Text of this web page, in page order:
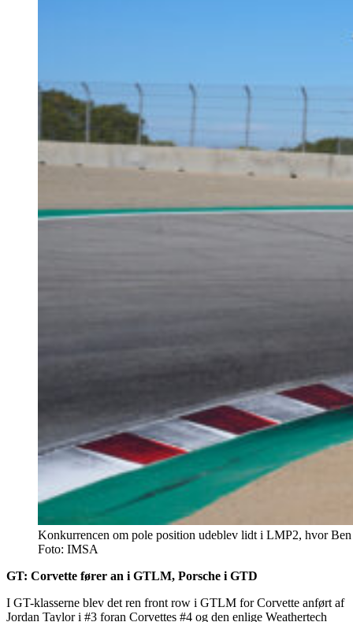
Konkurrencen om pole position udeblev lidt i LMP2, hvor
Foto: IMSA
GT: Corvette fører an i GTLM, Porsche i GTD
I GT-klasserne blev det ren front row i GTLM for Corvette anført af
Jordan Taylor i #3 foran Corvettes #4 og den enlige Weathertech